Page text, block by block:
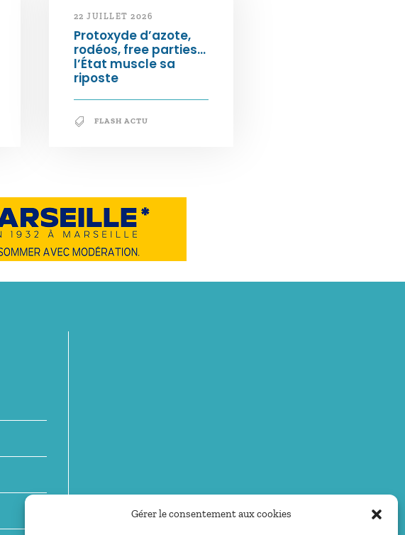
Gérer le consentement aux cookies
22 JUILLET 2026
Protoxyde d’azote,
rodéos, free parties…
l’État muscle sa
riposte
FLASH ACTU